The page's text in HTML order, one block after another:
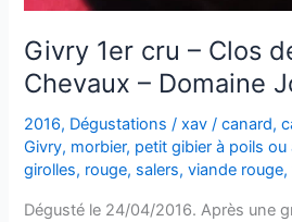
Givry 1er cru – Clos
Chevaux – Domaine
2016, Dégustations /xav/canard,
Givry, morbier, petit gibier à poils ou
girolles, rouge, salers,viande rouge,
Dégusté le 24/04/2016. Après une